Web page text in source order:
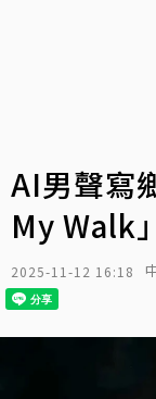
AI男聲寫
My Walk
2025-11-12 16:18